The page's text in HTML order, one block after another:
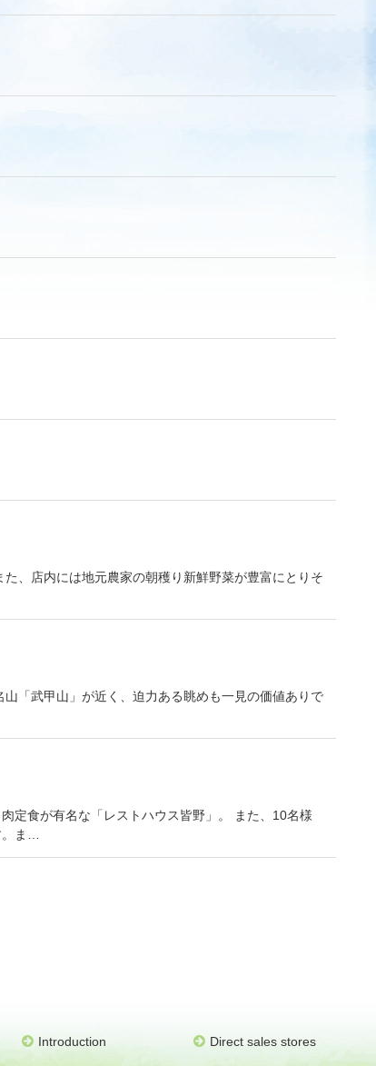
、店内には地元農家の朝穫り新鮮野菜が豊富にとりそ
「武甲山」が近く、迫力ある眺めも一見の価値ありで
定食が有名な「レストハウス皆野」。 また、10名様
ま…
Introduction Direct sales stores